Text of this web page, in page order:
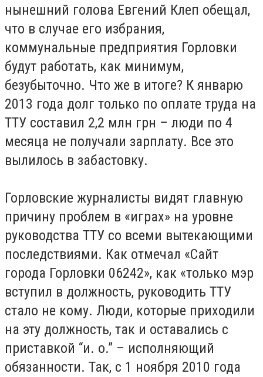
нынешний голова Евгений Клеп обещал,
что в случае его избрания,
коммунальные предприятия Горловки
будут работать, как минимум,
безубыточно. Что же в итоге? К январю
2013 года долг только по оплате труда на
ТТУ составил 2,2 млн грн – люди по 4
месяца не получали зарплату. Все это
вылилось в забастовку.
Горловские журналисты видят главную
причину проблем в «играх» на уровне
руководства ТТУ со всеми вытекающими
последствиями. Как отмечал «Сайт
города Горловки 06242», как «только мэр
вступил в должность, руководить ТТУ
стало не кому. Люди, которые приходили
на эту должность, так и оставались с
приставкой “и. о.” – исполняющий
обязанности. Так, с 1 ноября 2010 года